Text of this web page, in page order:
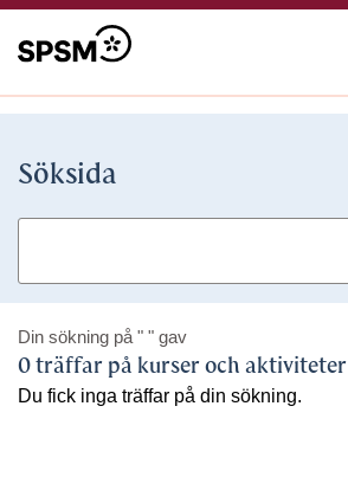
Söksida
Din sökning på " " gav
0 träffar på kurser och aktiviteter
Du fick inga träffar på din sökning.